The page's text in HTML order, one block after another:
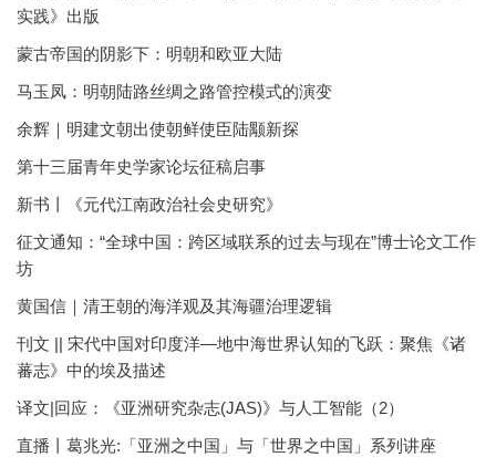
实践》出版
蒙古帝国的阴影下：明朝和欧亚大陆
马玉凤：明朝陆路丝绸之路管控模式的演变
余辉｜明建文朝出使朝鲜使臣陆颙新探
第十三届青年史学家论坛征稿启事
新书丨《元代江南政治社会史研究》
征文通知：“全球中国：跨区域联系的过去与现在”博士论文工作
坊
黄国信｜清王朝的海洋观及其海疆治理逻辑
刊文 || 宋代中国对印度洋—地中海世界认知的飞跃：聚焦《诸
蕃志》中的埃及描述
译文|回应：《亚洲研究杂志(JAS)》与人工智能（2）
直播丨葛兆光:「亚洲之中国」与「世界之中国」系列讲座